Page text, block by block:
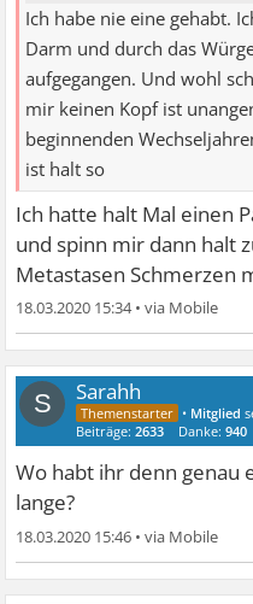
Ich habe nie eine gehabt.
Darm und durch das
aufgegangen. Und wohl
mir keinen Kopf ist
beginnenden
ist halt so
Ich hatte halt Mal einen
und spinn mir dann halt
Metastasen Schmerzen
18.03.2020 15:34•
S Sarahh
• Mitglied
Beiträge:2633 Danke:940
Wo habt ihr denn genau
lange?
18.03.2020 15:46 •